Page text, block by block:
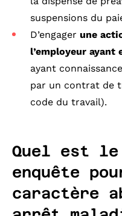
suspensions du
D’engager une
l’employeur ayant
ayant
par un contrat de
code du travail).
Quel est
enquête
caractère